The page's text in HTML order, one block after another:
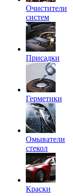
Очистители
систем
Присадки
Герметики
Омыватели
стекол
Краски